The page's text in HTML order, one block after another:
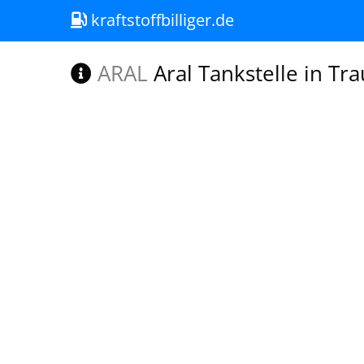
kraftstoffbilliger.de
ARAL Aral Tankstelle in